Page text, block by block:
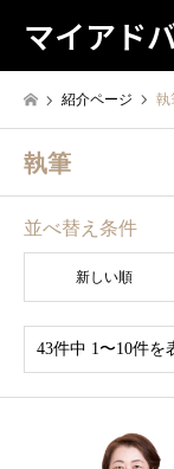
マイアド
紹介ページ 執
執筆
並べ替え条件
新しい順
43件中 1〜10件を